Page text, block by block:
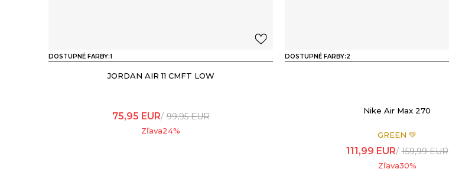
DOSTUPNÉ FARBY:1
JORDAN AIR 11 CMFT LOW
75,95 EUR 99,95EUR
Zľava24%
DOSTUPNÉ FARBY:2
Nike Air Max 270
GREEN 💚
111,99 EUR 159,99EUR
Zľava30%